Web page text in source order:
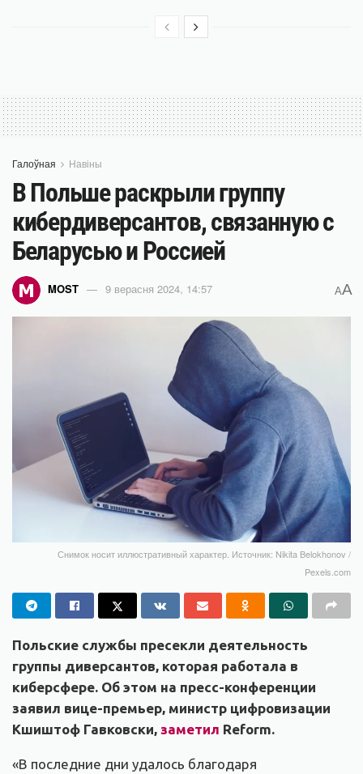
Галоўная Навіны
В Польше раскрыли группу
кибердиверсантов, связанную с
Беларусью и Россией
MOST 9 верасня 2024, 14:57 AA
Снимок носит иллюстративный характер. Источник: Nikita Belokhonov /
Pexels.com
Польские службы пресекли деятельность
группы диверсантов, которая работала в
киберсфере. Об этом на пресс-конференции
заявил вице-премьер, министр цифровизации
Кшиштоф Гавковски, заметил Reform.
«В последние дни удалось благодаря